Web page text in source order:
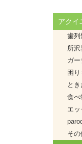
アクイ
歯列
所沢
ガー
困
と
食べ
エッ
その